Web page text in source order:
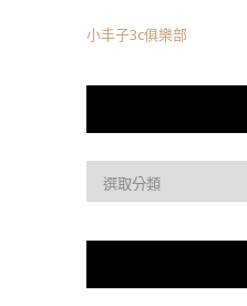
小丰子3c俱樂部